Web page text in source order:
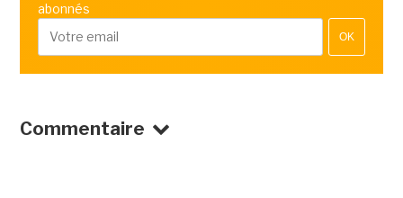
abonnés
OK
Commentaire